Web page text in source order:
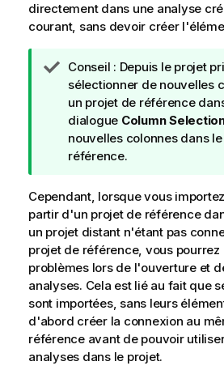
directement dans une analyse
courant, sans devoir créer
N
o
t
e
I
n
o
r
m
a
t
i
o
n
s
Conseil : Depuis le projet
sélectionner de nouvelles
un projet de référence
dialogue Column
nouvelles colonnes dans
référence.
Cependant, lorsque vous
partir d'un projet de référence
un projet distant n'étant pas
projet de référence, vous pourrez
problèmes lors de l'ouverture et
analyses. Cela est lié au fait que
sont importées, sans leurs
d'abord créer la connexion au
référence avant de pouvoir
analyses dans le projet.